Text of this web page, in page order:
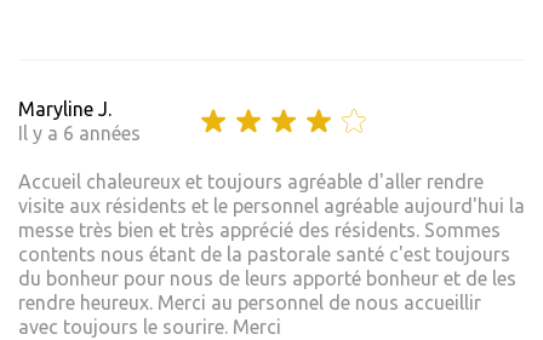
Maryline J.
Il y a 6 années
Accueil chaleureux et toujours agréable d'aller rendre
visite aux résidents et le personnel agréable aujourd'hui la
messe très bien et très apprécié des résidents. Sommes
contents nous étant de la pastorale santé c'est toujours
du bonheur pour nous de leurs apporté bonheur et de les
rendre heureux. Merci au personnel de nous accueillir
avec toujours le sourire. Merci